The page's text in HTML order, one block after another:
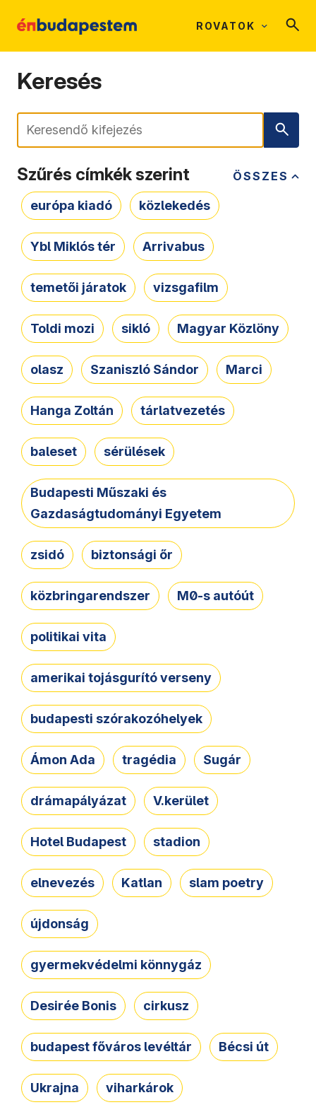
ROVATOK
Keresés
Keresés
ÖSSZES
Szűrés címkék szerint
európa kiadó közlekedés
Ybl Miklós tér Arrivabus
temetői járatok vizsgafilm
Toldi mozi sikló Magyar Közlöny
olasz Szaniszló Sándor Marci
Hanga Zoltán tárlatvezetés
baleset sérülések
Budapesti Műszaki és
Gazdaságtudományi Egyetem
zsidó biztonsági őr
közbringarendszer M0-s autóút
politikai vita
amerikai tojásgurító verseny
budapesti szórakozóhelyek
Ámon Ada tragédia Sugár
drámapályázat V.kerület
Hotel Budapest stadion
elnevezés Katlan slam poetry
újdonság
gyermekvédelmi könnygáz
Desirée Bonis cirkusz
budapest főváros levéltár Bécsi út
Ukrajna viharkárok